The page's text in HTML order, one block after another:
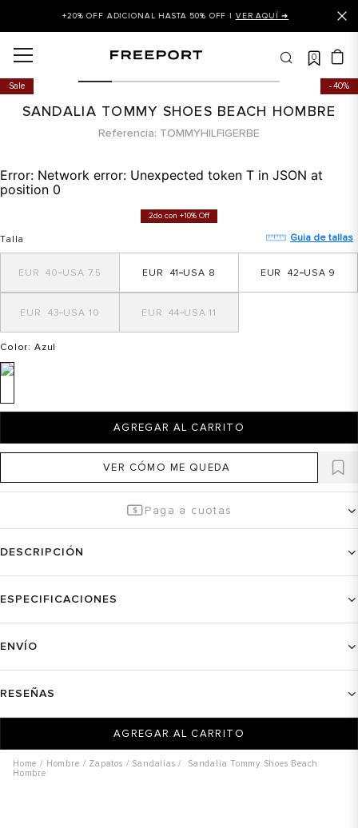
+20% OFF ADICIONAL HASTA 50% OFF | VER AQUÍ ➜
0
40%
Sale
SANDALIA TOMMY SHOES BEACH HOMBRE
Referencia TOMMYHILFIGERBE
Error: Network error: Unexpected token T in JSON at
position 0
2do con +10% Off
Talla Guia de tallas
7.5
40 8
41 9
42
10
43 11
44
Color: Azul
AGREGAR AL CARRITO
VER CÓMO ME QUEDA
Paga a cuotas
DESCRIPCIÓN
ESPECIFICACIONES
ENVÍO
RESEÑAS
AGREGAR AL CARRITO
Hombre Zapatos Sandalias
Sandalia Tommy Shoes Beach
Hombre
balance
balance 327
tommy hilfiger
balance 574
mujer